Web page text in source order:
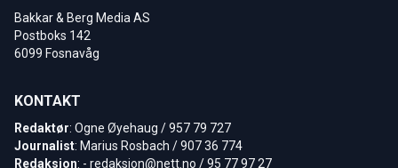
Bakkar & Berg Media AS
Postboks 142
6099 Fosnavåg
KONTAKT
Redaktør: Ogne Øyehaug / 957 79 727
Journalist: Marius Rosbach / 907 36 774
Redaksjon: - redaksjon@nett.no / 95 77 97 27